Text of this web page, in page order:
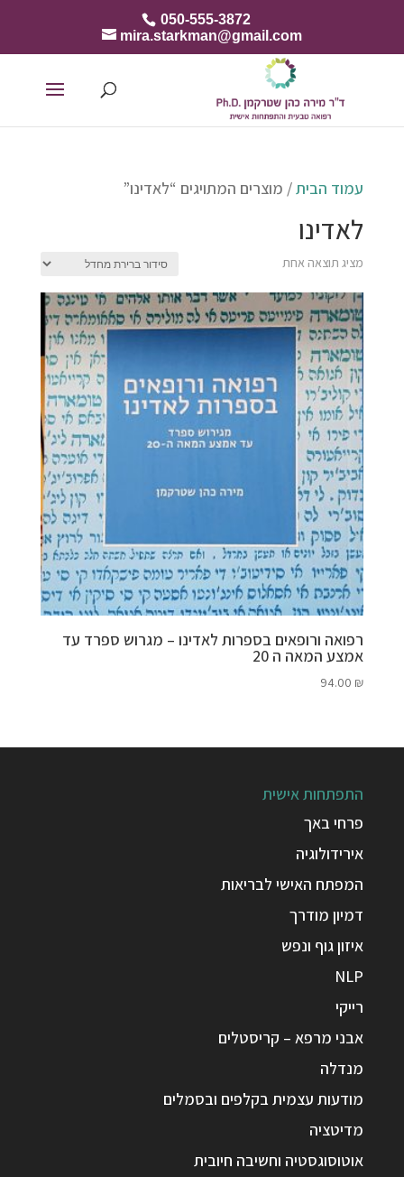
050-555-3872
mira.starkman@gmail.com
עמוד הבית/ מוצרים המתויגים “לאדינו”
לאדינו
מציג תוצאה אחת
רפואה ורופאים בספרות לאדינו – מגרוש ספרד עד
אמצע המאה ה 20
94.00 ₪
התפתחות אישית
פרחי באך
אירידולוגיה
המפתח האישי לבריאות
דמיון מודרך
איזון גוף ונפש
NLP
רייקי
אבני מרפא – קריסטלים
מנדלה
מודעות עצמית בקלפים ובסמלים
מדיטציה
אוטוסוגסטיה וחשיבה חיובית